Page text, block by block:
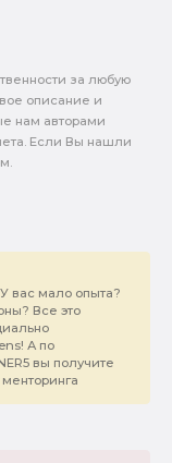
за любую
описание и
нам авторами
Если Вы нашли
вас мало опыта?
Все это
А по
вы получите